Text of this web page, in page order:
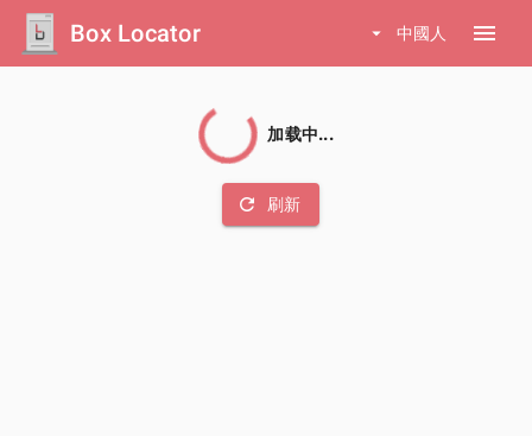
Box Locator arrow_drop_down 中國人 menu
加载中...
refresh 刷新